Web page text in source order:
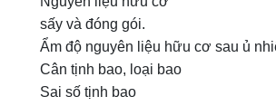
sấy và đóng gói.
Ẩm độ nguyên liệu hữu cơ
Cân tịnh bao, loại bao
Sai số tịnh bao :